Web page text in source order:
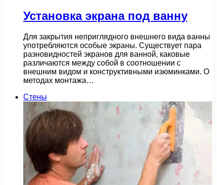
Установка экрана под ванну
Для закрытия неприглядного внешнего вида ванны
употребляются особые экраны. Существует пара
разновидностей экранов для ванной, каковые
различаются между собой в соотношении с
внешним видом и конструктивными изюминками. О
методах монтажа…
Стены